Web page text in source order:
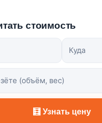
стоимость
Куда
(объём, вес)
🧮 Узнать цену